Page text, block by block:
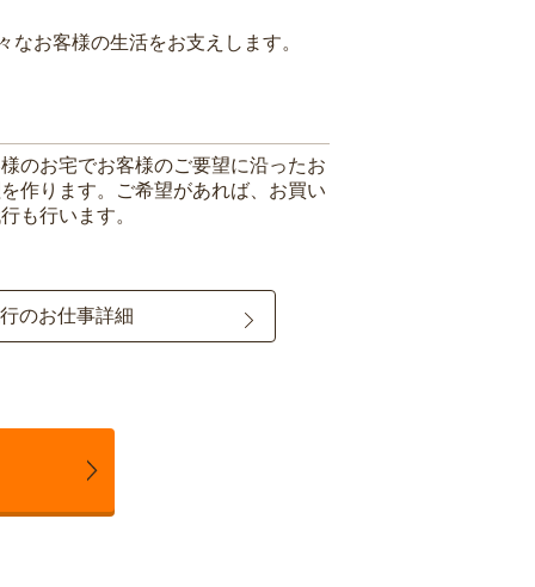
お客様の生活をお支えします。
のお宅でお客様のご要望に沿ったお
作ります。ご希望があれば、お買い
も行います。
のお仕事詳細